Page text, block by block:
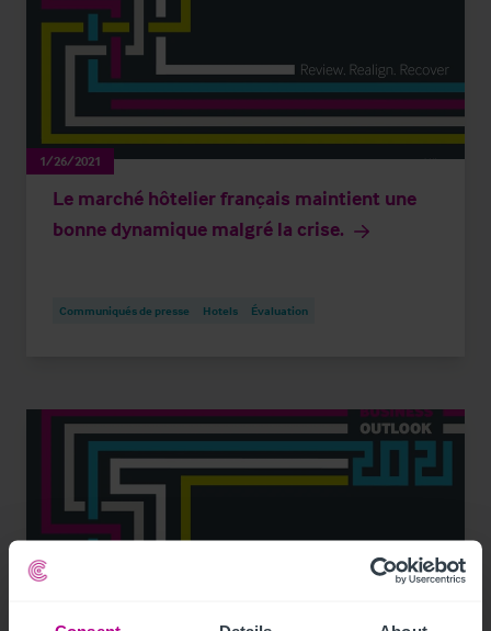
1/26/2021
Le marché hôtelier français maintient une
bonne dynamique malgré la crise.
Communiqués de presse Hotels Évaluation